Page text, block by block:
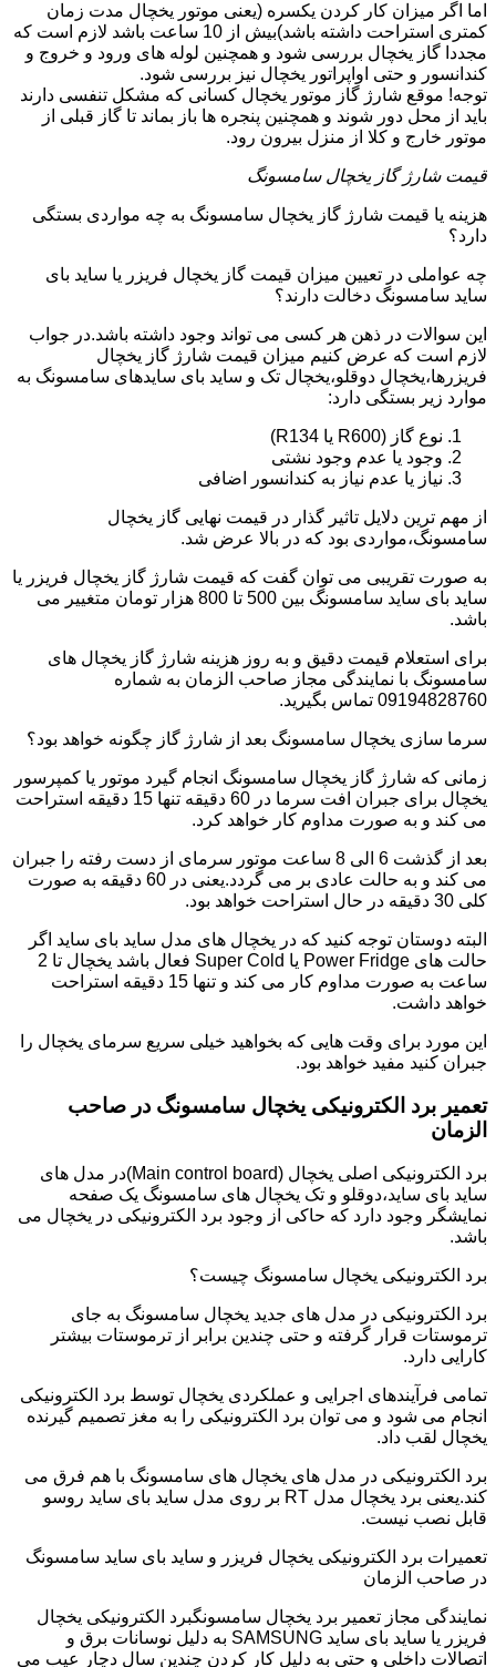
اما اگر میزان کار کردن یکسره (یعنی موتور یخچال مدت زمان
کمتری استراحت داشته باشد)بیش از 10 ساعت باشد لازم است که
مجددا گاز یخچال بررسی شود و همچنین لوله های ورود و خروج و
کندانسور و حتی اواپراتور یخچال نیز بررسی شود.
توجه! موقع شارژ گاز موتور یخچال کسانی که مشکل تنفسی دارند
باید از محل دور شوند و همچنین پنجره ها باز بماند تا گاز قبلی از
موتور خارج و کلا از منزل بیرون رود.
قیمت شارژ گاز یخچال سامسونگ
هزینه یا قیمت شارژ گاز یخچال سامسونگ به چه مواردی بستگی
دارد؟
چه عواملی در تعیین میزان قیمت گاز یخچال فریزر یا ساید بای
ساید سامسونگ دخالت دارند؟
این سوالات در ذهن هر کسی می تواند وجود داشته باشد.در جواب
لازم است که عرض کنیم میزان قیمت شارژ گاز یخچال
فریزرها،یخچال دوقلو،یخچال تک و ساید بای سایدهای سامسونگ به
موارد زیر بستگی دارد:
نوع گاز (R600 یا R134)
وجود یا عدم وجود نشتی
نیاز یا عدم نیاز به کندانسور اضافی
از مهم ترین دلایل تاثیر گذار در قیمت نهایی گاز یخچال
سامسونگ،مواردی بود که در بالا عرض شد.
به صورت تقریبی می توان گفت که قیمت شارژ گاز یخچال فریزر یا
ساید بای ساید سامسونگ بین 500 تا 800 هزار تومان متغییر می
باشد.
برای استعلام قیمت دقیق و به روز هزینه شارژ گاز یخچال های
سامسونگ با نمایندگی مجاز صاحب الزمان به شماره
09194828760 تماس بگیرید.
سرما سازی یخچال سامسونگ بعد از شارژ گاز چگونه خواهد بود؟
زمانی که شارژ گاز یخچال سامسونگ انجام گیرد موتور یا کمپرسور
یخچال برای جبران افت سرما در 60 دقیقه تنها 15 دقیقه استراحت
می کند و به صورت مداوم کار خواهد کرد.
بعد از گذشت 6 الی 8 ساعت موتور سرمای از دست رفته را جبران
می کند و به حالت عادی بر می گردد.یعنی در 60 دقیقه به صورت
کلی 30 دقیقه در حال استراحت خواهد بود.
البته دوستان توجه کنید که در یخچال های مدل ساید بای ساید اگر
حالت های Power Fridge یا Super Cold فعال باشد یخچال تا 2
ساعت به صورت مداوم کار می کند و تنها 15 دقیقه استراحت
خواهد داشت.
این مورد برای وقت هایی که بخواهید خیلی سریع سرمای یخچال را
جبران کنید مفید خواهد بود.
تعمیر برد الکترونیکی یخچال سامسونگ در صاحب
الزمان
برد الکترونیکی اصلی یخچال (Main control board)در مدل های
ساید بای ساید،دوقلو و تک یخچال های سامسونگ یک صفحه
نمایشگر وجود دارد که حاکی از وجود برد الکترونیکی در یخچال می
باشد.
برد الکترونیکی یخچال سامسونگ چیست؟
برد الکترونیکی در مدل های جدید یخچال سامسونگ به جای
ترموستات قرار گرفته و حتی چندین برابر از ترموستات بیشتر
کارایی دارد.
تمامی فرآیندهای اجرایی و عملکردی یخچال توسط برد الکترونیکی
انجام می شود و می توان برد الکترونیکی را به مغز تصمیم گیرنده
یخچال لقب داد.
برد الکترونیکی در مدل های یخچال های سامسونگ با هم فرق می
کند.یعنی برد یخچال مدل RT بر روی مدل ساید بای ساید روسو
قابل نصب نیست.
تعمیرات برد الکترونیکی یخچال فریزر و ساید بای ساید سامسونگ
در صاحب الزمان
نمایندگی مجاز تعمیر برد یخچال سامسونگبرد الکترونیکی یخچال
فریزر یا ساید بای ساید SAMSUNG به دلیل نوسانات برق و
اتصالات داخلی و حتی به دلیل کار کردن چندین سال دچار عیب می